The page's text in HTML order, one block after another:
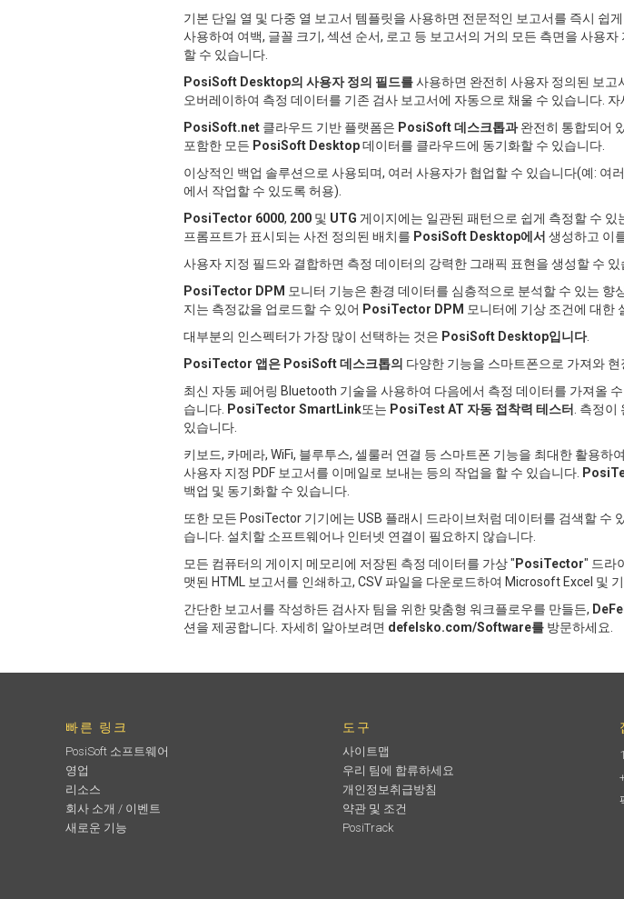
기본 단일 열 및 다중 열 보고서 템플릿을 사용하면 전문적인 보고서를 즉시 쉽
사용하여 여백, 글꼴 크기, 섹션 순서, 로고 등 보고서의 거의 모든 측면을 사용
할 수 있습니다.
PosiSoft Desktop의 사용자 정의 필드를사용하면 완전히 사용자 정의된 보고
오버레이하여 측정 데이터를 기존 검사 보고서에 자동으로 채울 수 있습니다.
PosiSoft.net 클라우드 기반 플랫폼은 PosiSoft 데스크톱과완전히 통합되어
포함한 모든 PosiSoft Desktop데이터를 클라우드에 동기화할 수 있습니다.
이상적인 백업 솔루션으로 사용되며, 여러 사용자가 협업할 수 있습니다(예:
에서 작업할 수 있도록 허용).
PosiTector 6000, 200 및 UTG 게이지에는 일관된 패턴으로 쉽게 측정할 수 있
프롬프트가 표시되는 사전 정의된 배치를 PosiSoft Desktop에서 생성하고 이
사용자 지정 필드와 결합하면 측정 데이터의 강력한 그래픽 표현을 생성할 수
PosiTector DPM 모니터 기능은 환경 데이터를 심층적으로 분석할 수 있는 향
지는 측정값을 업로드할 수 있어 PosiTector DPM 모니터에 기상 조건에 대한
대부분의 인스펙터가 가장 많이 선택하는 것은 PosiSoft Desktop입니다.
PosiTector 앱은 PosiSoft 데스크톱의 다양한 기능을 스마트폰으로 가져와
최신 자동 페어링 Bluetooth 기술을 사용하여 다음에서 측정 데이터를 가져올
습니다. PosiTector SmartLink또는 PosiTest AT 자동 접착력 테스터 . 측정이
있습니다.
키보드, 카메라, WiFi, 블루투스, 셀룰러 연결 등 스마트폰 기능을 최대한 활용
사용자 지정 PDF 보고서를 이메일로 보내는 등의 작업을 할 수 있습니다.
백업 및 동기화할 수 있습니다.
또한 모든 PosiTector 기기에는 USB 플래시 드라이브처럼 데이터를 검색할 수
습니다. 설치할 소프트웨어나 인터넷 연결이 필요하지 않습니다.
모든 컴퓨터의 게이지 메모리에 저장된 측정 데이터를 가상 " PosiTector" 드라
맷된 HTML 보고서를 인쇄하고, CSV 파일을 다운로드하여 Microsoft Excel 및
간단한 보고서를 작성하든 검사자 팀을 위한 맞춤형 워크플로우를 만들든,
션을 제공합니다. 자세히 알아보려면 defelsko.com/Software를 방문하세요.
빠른 링크
PosiSoft 소프트웨어
영업
리소스
회사 소개 / 이벤트
새로운 기능
도구
사이트맵
우리 팀에 합류하세요
개인정보취급방침
약관 및 조건
PosiTrack